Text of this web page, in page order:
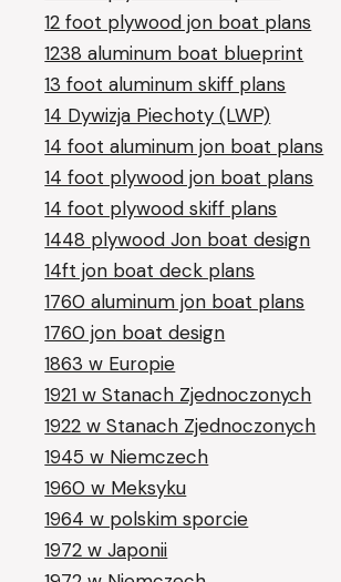
12 foot plywood jon boat plans
1238 aluminum boat blueprint
13 foot aluminum skiff plans
14 Dywizja Piechoty (LWP)
14 foot aluminum jon boat plans
14 foot plywood jon boat plans
14 foot plywood skiff plans
1448 plywood Jon boat design
14ft jon boat deck plans
1760 aluminum jon boat plans
1760 jon boat design
1863 w Europie
1921 w Stanach Zjednoczonych
1922 w Stanach Zjednoczonych
1945 w Niemczech
1960 w Meksyku
1964 w polskim sporcie
1972 w Japonii